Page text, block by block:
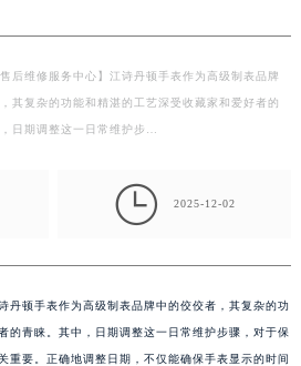
售后维修服务中心】江诗丹顿手表作为高级制表品牌
其复杂的功能和精湛的工艺深受收藏家和爱好者的
日期调整这一日常维护步…
 2025-12-02
丹顿手表作为高级制表品牌中的佼佼者，其复杂的功
的青睐。其中，日期调整这一日常维护步骤，对于保
重要。正确地调整日期，不仅能确保手表显示的时间